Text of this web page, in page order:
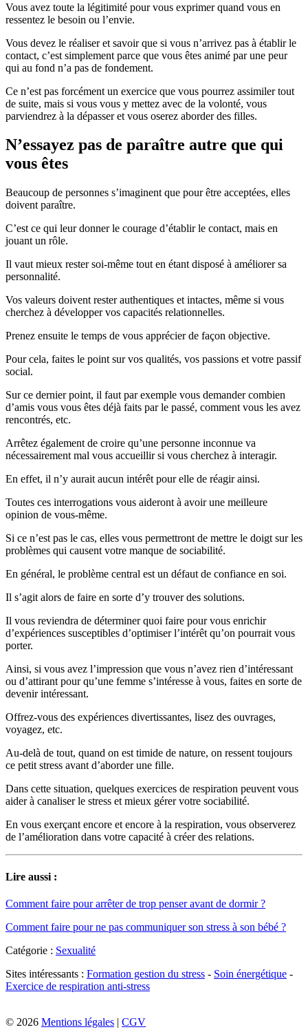
Vous avez toute la légitimité pour vous exprimer quand vous en
ressentez le besoin ou l’envie.
Vous devez le réaliser et savoir que si vous n’arrivez pas à établir le
contact, c’est simplement parce que vous êtes animé par une peur
qui au fond n’a pas de fondement.
Ce n’est pas forcément un exercice que vous pourrez assimiler tout
de suite, mais si vous vous y mettez avec de la volonté, vous
parviendrez à la dépasser et vous oserez aborder des filles.
N’essayez pas de paraître autre que qui
vous êtes
Beaucoup de personnes s’imaginent que pour être acceptées, elles
doivent paraître.
C’est ce qui leur donner le courage d’établir le contact, mais en
jouant un rôle.
Il vaut mieux rester soi-même tout en étant disposé à améliorer sa
personnalité.
Vos valeurs doivent rester authentiques et intactes, même si vous
cherchez à développer vos capacités relationnelles.
Prenez ensuite le temps de vous apprécier de façon objective.
Pour cela, faites le point sur vos qualités, vos passions et votre passif
social.
Sur ce dernier point, il faut par exemple vous demander combien
d’amis vous vous êtes déjà faits par le passé, comment vous les avez
rencontrés, etc.
Arrêtez également de croire qu’une personne inconnue va
nécessairement mal vous accueillir si vous cherchez à interagir.
En effet, il n’y aurait aucun intérêt pour elle de réagir ainsi.
Toutes ces interrogations vous aideront à avoir une meilleure
opinion de vous-même.
Si ce n’est pas le cas, elles vous permettront de mettre le doigt sur les
problèmes qui causent votre manque de sociabilité.
En général, le problème central est un défaut de confiance en soi.
Il s’agit alors de faire en sorte d’y trouver des solutions.
Il vous reviendra de déterminer quoi faire pour vous enrichir
d’expériences susceptibles d’optimiser l’intérêt qu’on pourrait vous
porter.
Ainsi, si vous avez l’impression que vous n’avez rien d’intéressant
ou d’attirant pour qu’une femme s’intéresse à vous, faites en sorte de
devenir intéressant.
Offrez-vous des expériences divertissantes, lisez des ouvrages,
voyagez, etc.
Au-delà de tout, quand on est timide de nature, on ressent toujours
ce petit stress avant d’aborder une fille.
Dans cette situation, quelques exercices de respiration peuvent vous
aider à canaliser le stress et mieux gérer votre sociabilité.
En vous exerçant encore et encore à la respiration, vous observerez
de l’amélioration dans votre capacité à créer des relations.
Lire aussi :
Comment faire pour arrêter de trop penser avant de dormir ?
Comment faire pour ne pas communiquer son stress à son bébé ?
Catégorie : Sexualité
Sites intéressants : Formation gestion du stress - Soin énergétique -
Exercice de respiration anti-stress
© 2026 Mentions légales | CGV